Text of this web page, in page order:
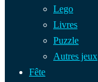
Lego
Livres
Puzzle
Autres jeux
Fête